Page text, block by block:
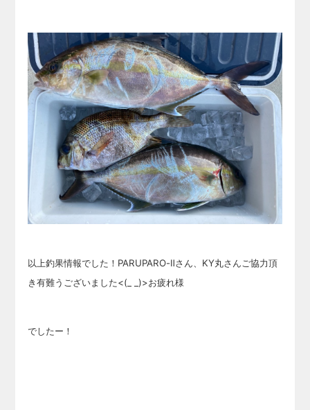
以上釣果情報でした！PARUPARO-Ⅱさん、KY丸さんご協力頂
き有難うございました<(_ _)>お疲れ様
でしたー！